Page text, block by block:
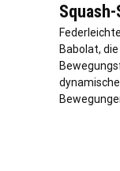
Babolat,